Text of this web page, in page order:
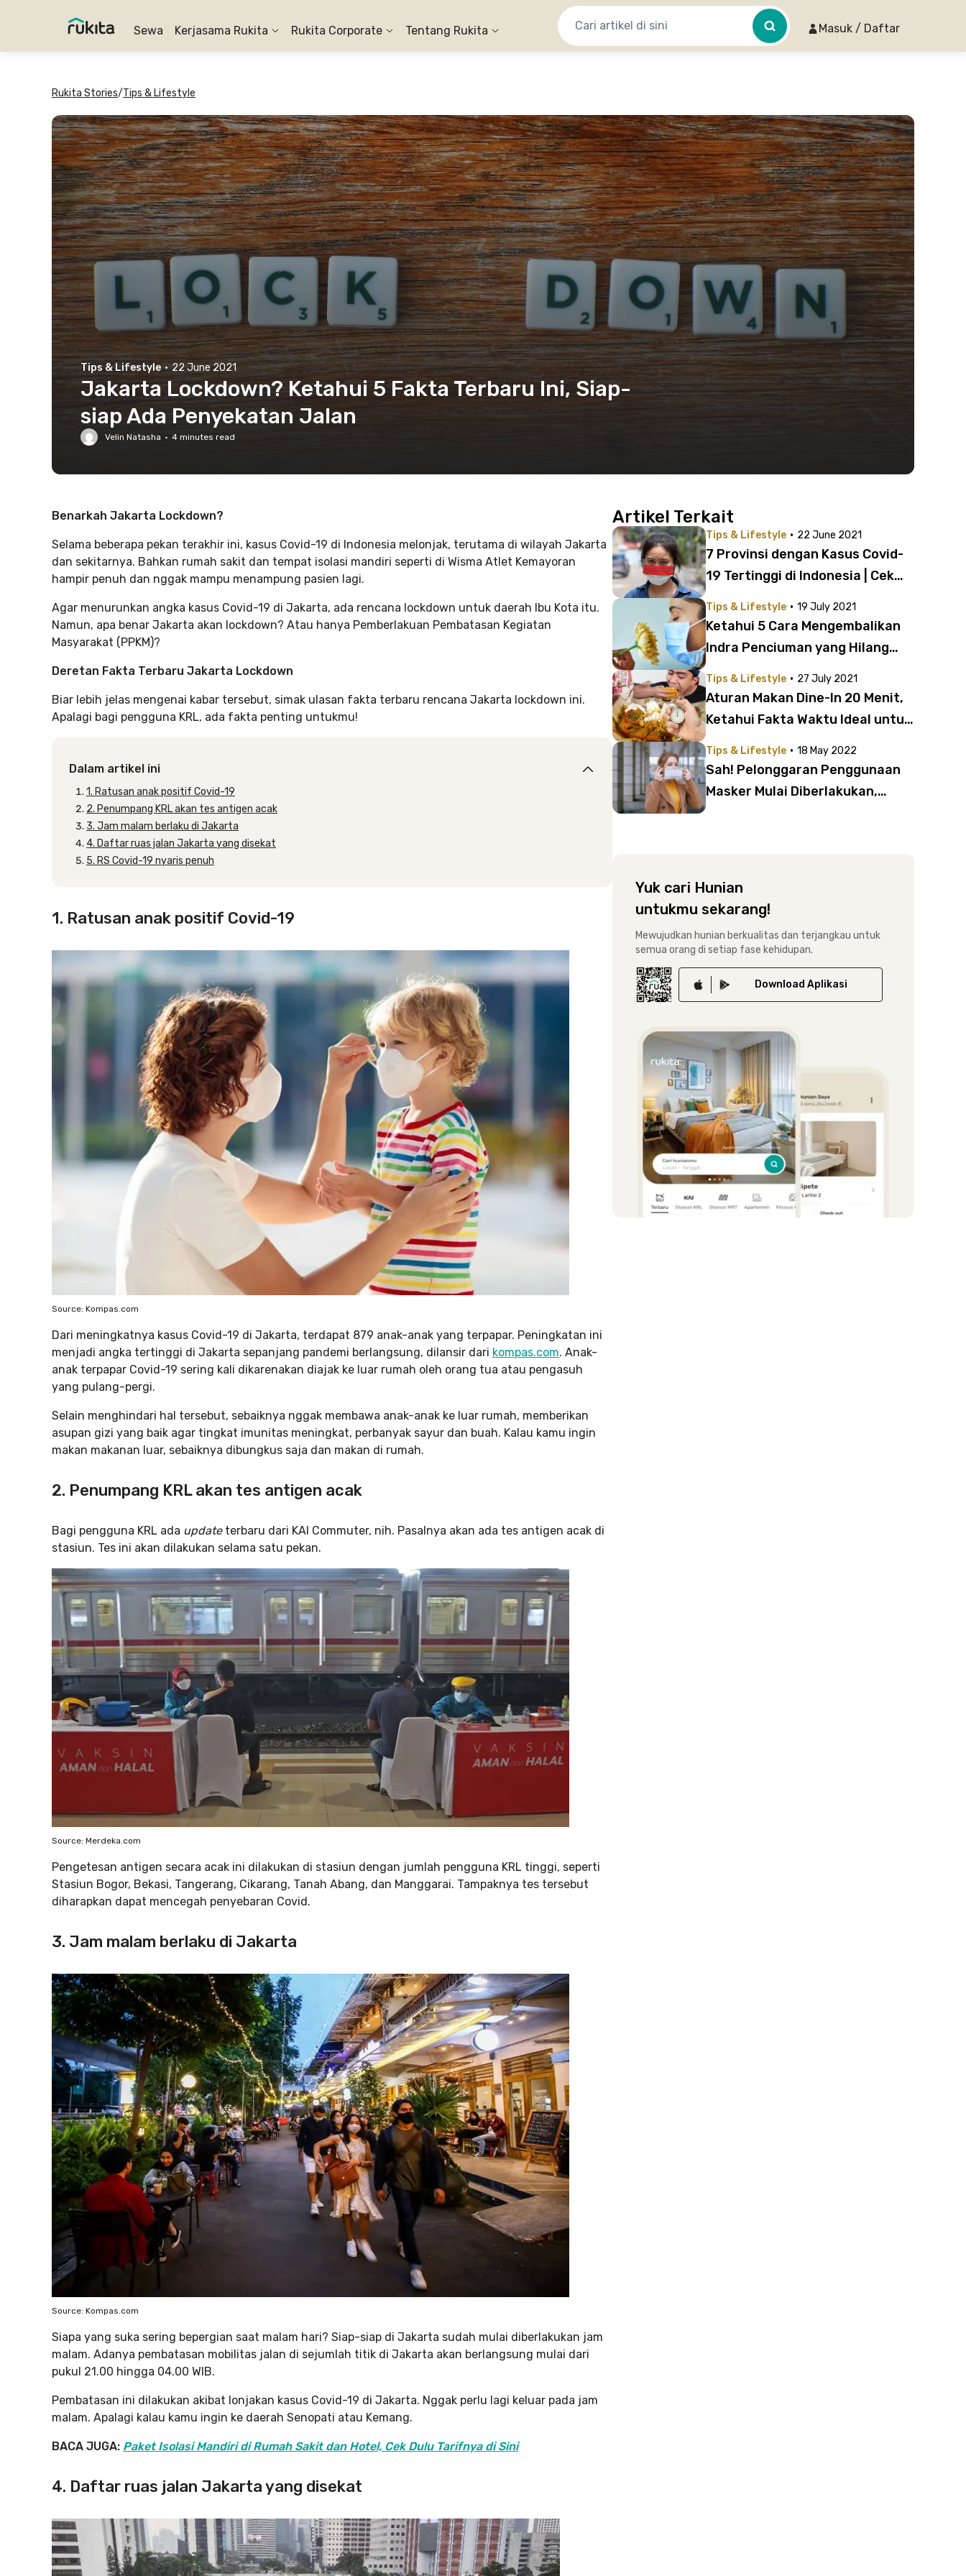
Sewa Kerjasama Rukita Rukita Corporate Tentang Rukita Masuk / Daftar
Rukita Stories/Tips & Lifestyle
Tips & Lifestyle · 22 June 2021
Jakarta Lockdown? Ketahui 5 Fakta Terbaru Ini, Siap-
siap Ada Penyekatan Jalan
Velin Natasha · 4 minutes read
Benarkah Jakarta Lockdown?
Selama beberapa pekan terakhir ini, kasus Covid-19 di Indonesia melonjak, terutama di wilayah Jakarta
dan sekitarnya. Bahkan rumah sakit dan tempat isolasi mandiri seperti di Wisma Atlet Kemayoran
hampir penuh dan nggak mampu menampung pasien lagi.
Agar menurunkan angka kasus Covid-19 di Jakarta, ada rencana lockdown untuk daerah Ibu Kota itu.
Namun, apa benar Jakarta akan lockdown? Atau hanya Pemberlakuan Pembatasan Kegiatan
Masyarakat (PPKM)?
Deretan Fakta Terbaru Jakarta Lockdown
Biar lebih jelas mengenai kabar tersebut, simak ulasan fakta terbaru rencana Jakarta lockdown ini.
Apalagi bagi pengguna KRL, ada fakta penting untukmu!
Dalam artikel ini
1. Ratusan anak positif Covid-19
2. Penumpang KRL akan tes antigen acak
3. Jam malam berlaku di Jakarta
4. Daftar ruas jalan Jakarta yang disekat
5. RS Covid-19 nyaris penuh
1. Ratusan anak positif Covid-19
Source: Kompas.com
Dari meningkatnya kasus Covid-19 di Jakarta, terdapat 879 anak-anak yang terpapar. Peningkatan ini
menjadi angka tertinggi di Jakarta sepanjang pandemi berlangsung, dilansir dari kompas.com. Anak-
anak terpapar Covid-19 sering kali dikarenakan diajak ke luar rumah oleh orang tua atau pengasuh
yang pulang-pergi.
Selain menghindari hal tersebut, sebaiknya nggak membawa anak-anak ke luar rumah, memberikan
asupan gizi yang baik agar tingkat imunitas meningkat, perbanyak sayur dan buah. Kalau kamu ingin
makan makanan luar, sebaiknya dibungkus saja dan makan di rumah.
2. Penumpang KRL akan tes antigen acak
Bagi pengguna KRL ada update terbaru dari KAI Commuter, nih. Pasalnya akan ada tes antigen acak di
stasiun. Tes ini akan dilakukan selama satu pekan.
Source: Merdeka.com
Pengetesan antigen secara acak ini dilakukan di stasiun dengan jumlah pengguna KRL tinggi, seperti
Stasiun Bogor, Bekasi, Tangerang, Cikarang, Tanah Abang, dan Manggarai. Tampaknya tes tersebut
diharapkan dapat mencegah penyebaran Covid.
3. Jam malam berlaku di Jakarta
Source: Kompas.com
Siapa yang suka sering bepergian saat malam hari? Siap-siap di Jakarta sudah mulai diberlakukan jam
malam. Adanya pembatasan mobilitas jalan di sejumlah titik di Jakarta akan berlangsung mulai dari
pukul 21.00 hingga 04.00 WIB.
Pembatasan ini dilakukan akibat lonjakan kasus Covid-19 di Jakarta. Nggak perlu lagi keluar pada jam
malam. Apalagi kalau kamu ingin ke daerah Senopati atau Kemang.
BACA JUGA: Paket Isolasi Mandiri di Rumah Sakit dan Hotel, Cek Dulu Tarifnya di Sini
4. Daftar ruas jalan Jakarta yang disekat
Artikel Terkait
Tips & Lifestyle · 22 June 2021
7 Provinsi dengan Kasus Covid-
19 Tertinggi di Indonesia | Cek
Nih!
Tips & Lifestyle · 19 July 2021
Ketahui 5 Cara Mengembalikan
Indra Penciuman yang Hilang
Tips & Lifestyle · 27 July 2021
Aturan Makan Dine-In 20 Menit,
Ketahui Fakta Waktu Ideal untuk
Sini!
Tips & Lifestyle · 18 May 2022
Sah! Pelonggaran Penggunaan
Masker Mulai Diberlakukan,
Yuk cari Hunian
untukmu sekarang!
Mewujudkan hunian berkualitas dan terjangkau untuk
semua orang di setiap fase kehidupan.
Download Aplikasi